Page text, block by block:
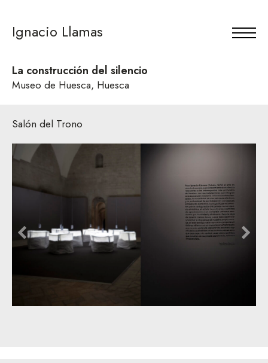
Ignacio Llamas
La construcción del silencio
Museo de Huesca, Huesca
Salón del Trono